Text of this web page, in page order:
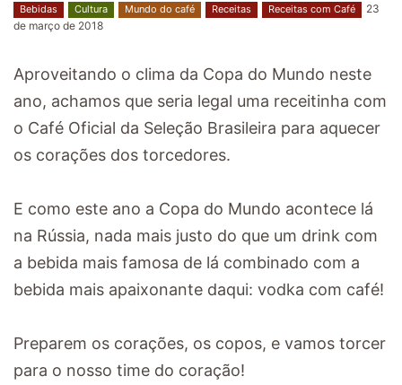
Bebidas Cultura Mundo do café Receitas Receitas com Café
23
de março de 2018
Aproveitando o clima da Copa do Mundo neste
ano, achamos que seria legal uma receitinha com
o Café Oficial da Seleção Brasileira para aquecer
os corações dos torcedores.
E como este ano a Copa do Mundo acontece lá
na Rússia, nada mais justo do que um drink com
a bebida mais famosa de lá combinado com a
bebida mais apaixonante daqui: vodka com café!
Preparem os corações, os copos, e vamos torcer
para o nosso time do coração!